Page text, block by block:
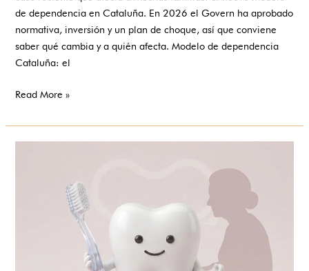
de dependencia en Cataluña. En 2026 el Govern ha aprobado
normativa, inversión y un plan de choque, así que conviene
saber qué cambia y a quién afecta. Modelo de dependencia
Cataluña: el
cambia
y
a
quién
Read More »